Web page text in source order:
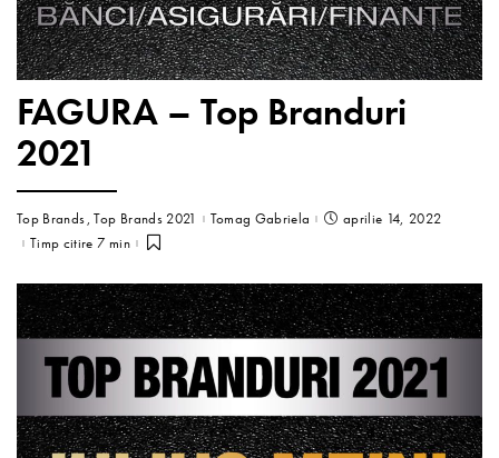
FAGURA – Top Branduri
2021
Top Brands Top Brands 2021 Tomag Gabriela
aprilie 14, 2022
Timp citire 7 min